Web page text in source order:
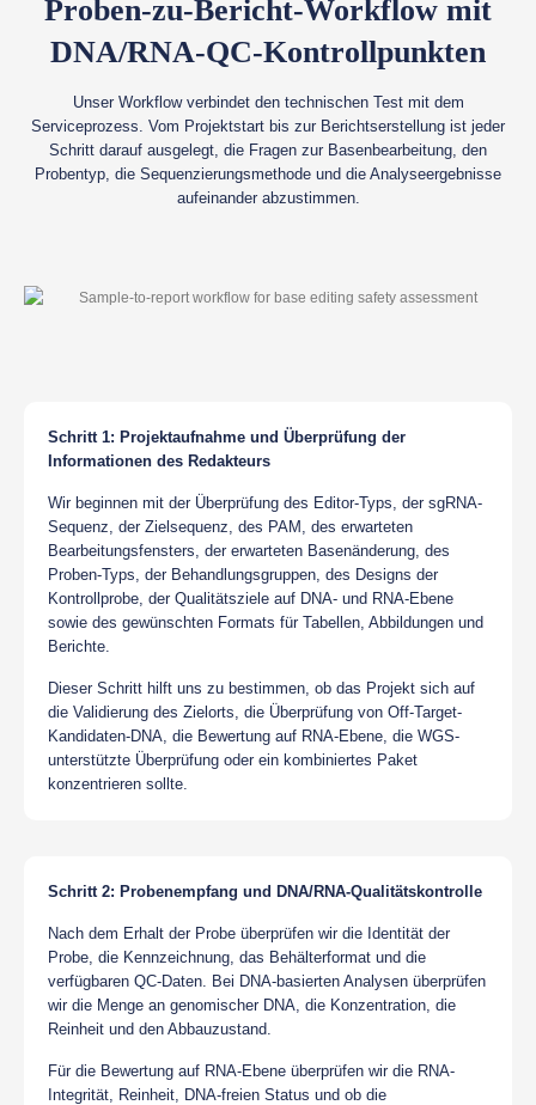
Proben-zu-Bericht-Workflow mit
DNA/RNA-QC-Kontrollpunkten
Unser Workflow verbindet den technischen Test mit dem
Serviceprozess. Vom Projektstart bis zur Berichtserstellung ist jeder
Schritt darauf ausgelegt, die Fragen zur Basenbearbeitung, den
Probentyp, die Sequenzierungsmethode und die Analyseergebnisse
aufeinander abzustimmen.
Schritt 1: Projektaufnahme und Überprüfung der
Informationen des Redakteurs
Wir beginnen mit der Überprüfung des Editor-Typs, der sgRNA-
Sequenz, der Zielsequenz, des PAM, des erwarteten
Bearbeitungsfensters, der erwarteten Basenänderung, des
Proben-Typs, der Behandlungsgruppen, des Designs der
Kontrollprobe, der Qualitätsziele auf DNA- und RNA-Ebene
sowie des gewünschten Formats für Tabellen, Abbildungen und
Berichte.
Dieser Schritt hilft uns zu bestimmen, ob das Projekt sich auf
die Validierung des Zielorts, die Überprüfung von Off-Target-
Kandidaten-DNA, die Bewertung auf RNA-Ebene, die WGS-
unterstützte Überprüfung oder ein kombiniertes Paket
konzentrieren sollte.
Schritt 2: Probenempfang und DNA/RNA-Qualitätskontrolle
Nach dem Erhalt der Probe überprüfen wir die Identität der
Probe, die Kennzeichnung, das Behälterformat und die
verfügbaren QC-Daten. Bei DNA-basierten Analysen überprüfen
wir die Menge an genomischer DNA, die Konzentration, die
Reinheit und den Abbauzustand.
Für die Bewertung auf RNA-Ebene überprüfen wir die RNA-
Integrität, Reinheit, DNA-freien Status und ob die